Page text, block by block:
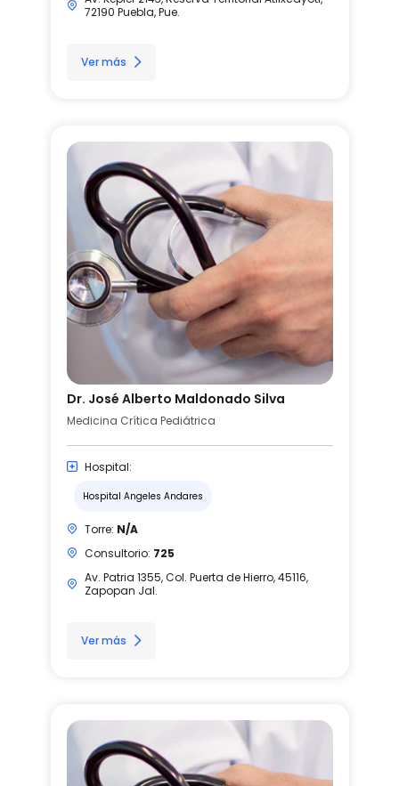
72190 Puebla, Pue.
Ver más
Dr. José Alberto Maldonado Silva
Medicina Crítica Pediátrica
Hospital:
Hospital Angeles Andares
Torre: N/A
Consultorio: 725
Av. Patria 1355, Col. Puerta de Hierro, 45116,
Zapopan Jal.
Ver más